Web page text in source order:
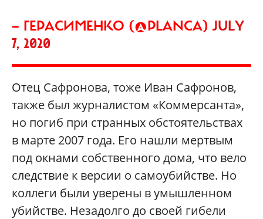
— ГЕРАСИМЕНКО (@PLANCA) JULY
7, 2020
Отец Сафронова, тоже Иван Сафронов,
также был журналистом «Коммерсанта»,
но погиб при странных обстоятельствах
в марте 2007 года. Его нашли мертвым
под окнами собственного дома, что вело
следствие к версии о самоубийстве. Но
коллеги были уверены в умышленном
убийстве. Незадолго до своей гибели